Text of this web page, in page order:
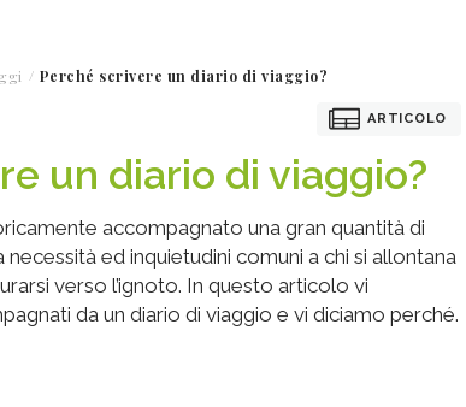
Perché scrivere un diario di viaggio?
ARTICOLO
un diario di viaggio?
accompagnato una gran quantità di
ed inquietudini comuni a chi si allontana
verso l’ignoto. In questo articolo vi
da un diario di viaggio e vi diciamo perché.